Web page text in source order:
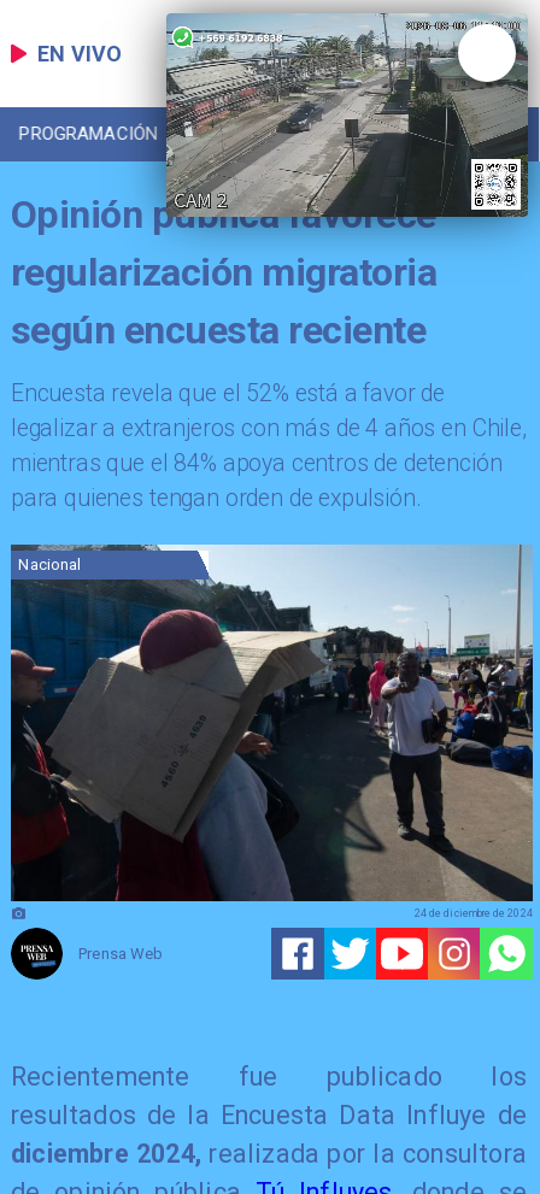
EN VIVO
PROGRAMACIÓN LOCAL DEPORTES
Opinión pública favorece
regularización migratoria
según encuesta reciente
Encuesta revela que el 52% está a favor de
legalizar a extranjeros con más de 4 años en Chile,
mientras que el 84% apoya centros de detención
para quienes tengan orden de expulsión.
Nacional
Prensa Web
24 de diciembre de 2024
Recientemente fue publicado los
resultados de la Encuesta Data Influye de
diciembre 2024, realizada por la consultora